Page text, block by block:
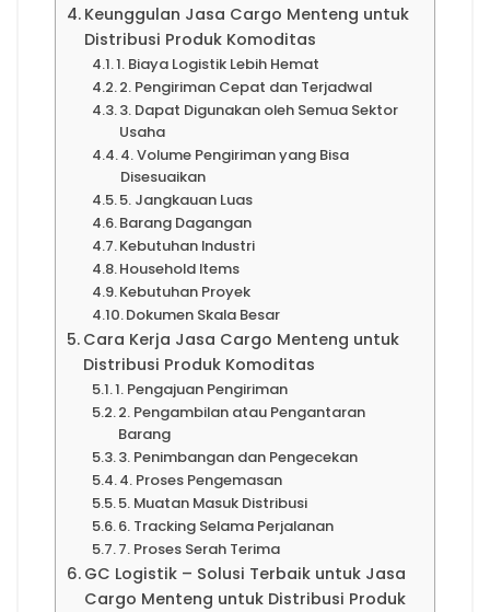
Keunggulan Jasa Cargo Menteng untuk
Distribusi Produk Komoditas
1. Biaya Logistik Lebih Hemat
2. Pengiriman Cepat dan Terjadwal
3. Dapat Digunakan oleh Semua Sektor
Usaha
4. Volume Pengiriman yang Bisa
Disesuaikan
5. Jangkauan Luas
Barang Dagangan
Kebutuhan Industri
Household Items
Kebutuhan Proyek
Dokumen Skala Besar
Cara Kerja Jasa Cargo Menteng untuk
Distribusi Produk Komoditas
1. Pengajuan Pengiriman
2. Pengambilan atau Pengantaran
Barang
3. Penimbangan dan Pengecekan
4. Proses Pengemasan
5. Muatan Masuk Distribusi
6. Tracking Selama Perjalanan
7. Proses Serah Terima
GC Logistik – Solusi Terbaik untuk Jasa
Cargo Menteng untuk Distribusi Produk